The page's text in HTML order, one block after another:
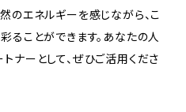
のエネルギーを感じながら、こ
ることができます。あなたの人
ナーとして、ぜひご活用くださ